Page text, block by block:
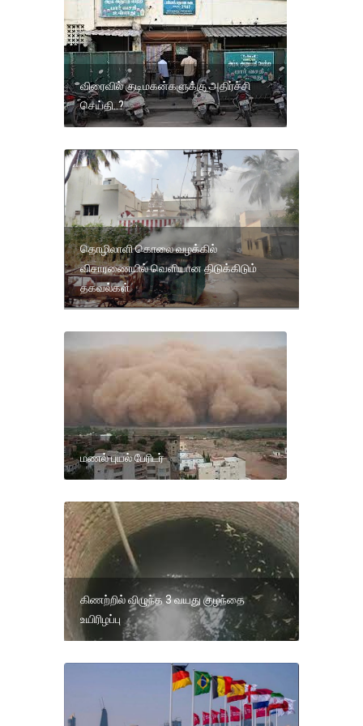
விரைவில் குடிமகன்களுக்கு அதிர்ச்சி
செய்தி..?
தொழிலாளி கொலை வழக்கில்
விசாரணையில் வெளியான திடுக்கிடும்
தகவல்கள்
மணல் புயல் பேரிடர்
கிணற்றில் விழுந்த 3 வயது குழந்தை
உயிரிழப்பு